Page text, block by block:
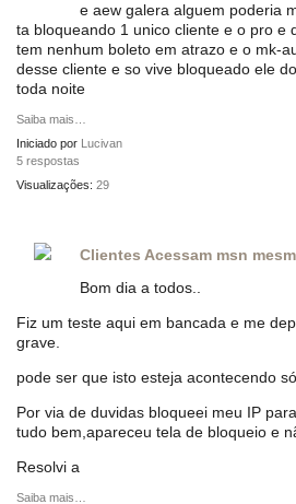
e aew galera alguem poderia
ta bloqueando 1 unico cliente e o pro e
tem nenhum boleto em atrazo e o mk-
desse cliente e so vive bloqueado ele
toda noite
Saiba mais…
Iniciado por
Lucivan
5 respostas
Visualizações: 29
Clientes Acessam msn
Bom dia a todos..
Fiz um teste aqui em bancada e me
grave.
pode ser que isto esteja acontecendo
Por via de duvidas bloqueei meu IP
tudo bem,apareceu tela de bloqueio e
Resolvi a
Saiba mais…